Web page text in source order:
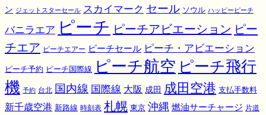
ン ジェットスターセール スカイマーク セール ソウル ハッピーピーチ
バニラエア ピーチ ピーチアビエーション ピー
チエア ピーチエアー ピーチセール ピーチ・アビエーション
ピーチ予約 ピーチ国際線 ピーチ航空 ピーチ飛行
機 予約 台北 国内線 国際線 大阪 成田 成田空港 支払手数料
新千歳空港 新路線 時刻表 札幌 東京 沖縄 燃油サーチャージ 片道